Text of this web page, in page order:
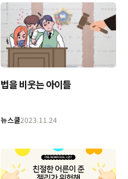
법을 비웃는 아이들
뉴스쿨2023.11.24